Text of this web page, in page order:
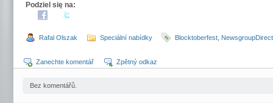
Podziel się na:
Rafal Olszak Speciální nabídky Blocktoberfest NewsgroupDirect
Zanechte komentář Zpětný odkaz
Bez komentářů.